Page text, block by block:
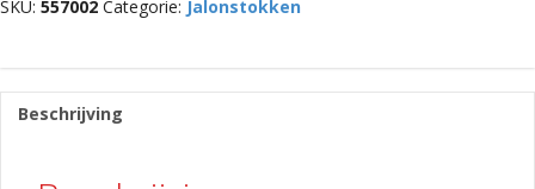
SKU: 557002 Categorie: Jalonstokken
Beschrijving